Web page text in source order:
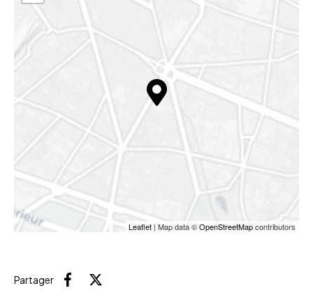
Leaflet | Map data ©OpenStreetMapcontributors
Partager FacebookX (Twitter)